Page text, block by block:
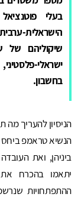
בעלי
הישראלית-
שיקוליהם של
ישראלי-
בחשבון.
הניסיון להעריך מה
הנשיא טראמפ ביחס
ביניהן, ואת
יתאמו בהכרח
ההתפתחויות